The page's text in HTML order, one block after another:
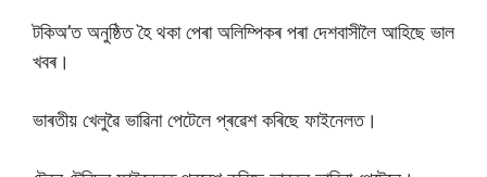
টকিঅ’ত অনুষ্ঠিত হৈ থকা পেৰা অলিম্পিকৰ পৰা দেশবাসীলৈ আহিছে ভাল
খবৰ।
ভাৰতীয় খেলুৱৈ ভাৱিনা পেটেলে প্ৰৱেশ কৰিছে ফাইনেলত।